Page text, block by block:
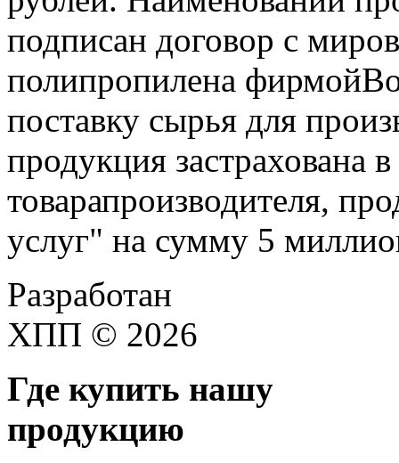
подписан договор с
полипропилена
поставку сырья для
продукция застрахована
товарапроизводителя,
услуг" на сумму 5
Разработан
ХПП © 2026
Где купить нашу
продукцию